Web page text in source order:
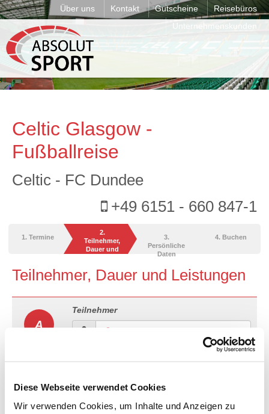
Diese Webseite verwendet Cookies
Wir verwenden Cookies, um Inhalte und Anzeigen zu
Über uns Kontakt Gutscheine
Reisebüros
Unternehmenskunden
Celtic Glasgow -
Fußballreise
Celtic - FC Dundee
+49 6151 - 660 847-1
1. Termine
2.
Teilnehmer,
Dauer und
3.
Persönliche
Daten
4. Buchen
Teilnehmer, Dauer und Leistungen
A
Teilnehmer
B
Anreise Abreise